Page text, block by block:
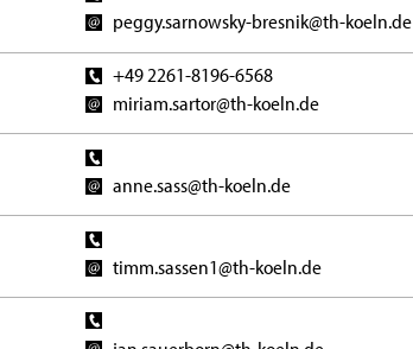
peggy.sarnowsky-bresnik@th-koeln.de
+49 2261-8196-6568
miriam.sartor@th-koeln.de
anne.sass@th-koeln.de
timm.sassen1@th-koeln.de